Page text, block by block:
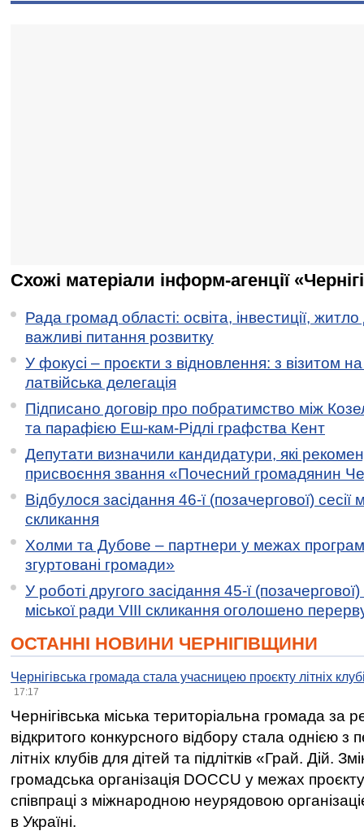
Схожі матеріали інформ-агенції
Рада громад області: освіта, інвестиції,
важливі питання розвитку
У фокусі – проєкти з відновлення: з візитом
латвійська делегація
Підписано договір про побратимство між
та парафією Еш-кам-Рідлі графства Кент
Депутати визначили кандидатури, які
присвоєння звання «Почесний громадянин
Відбулося засідання 46-ї (позачергової) сесії
скликання
Холми та Дубове – партнери у межах
згуртовані громади»
У роботі другого засідання 45-ї (позачергової)
міської ради VIII скликання оголошено
ОСТАННІ НОВИНИ ЧЕРНІГІВЩИНИ
Чернігівська громада стала учасницею проєкту літніх
17:17
Чернігівська міська територіальна громада за
відкритого конкурсного відбору стала однією
літніх клубів для дітей та підлітків «Грай. Дій.
громадська організація DOCCU у межах
співпраці з міжнародною неурядовою
в Україні.